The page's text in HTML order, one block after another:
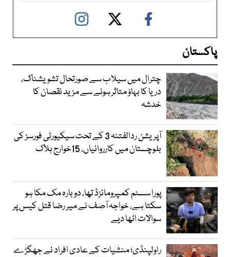
پاکستان
چترال میں سیلاب سے صورتحال تشویشناک،
دریا کا بہاؤ متاثر ہونے سے مزید نقصان کا
خدشہ
آپریشن ردالفتنہ 3 کے تحت سیکیورٹی فورسز کی
بلوچستان میں کارروائیاں، 15خوارج ہلاک
پورا سسٹم کمپرومائزڈ تھا، دوبارہ مک مکا ہو
سکتا ہے، خواجہ آصف نے میر رضا قتل کیس پر
سوالات اٹھا دیے
راولپنڈی؛ منشیات کے عادی افراد نے جھگڑے